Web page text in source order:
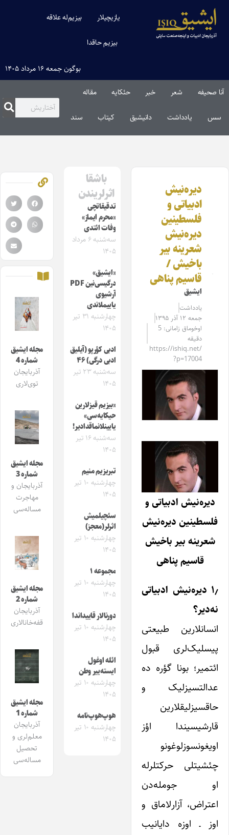
یازیچیلار بیزیم‌له علاقه
بیزیم حاقدا
بوگون جمعه ۱۶ مرداد ۱۴۰۵
آنا صحیفه شعر خبر حئکایه مقاله‌
سس یادداشت دانیشیق کیتاب سند
دیره‌نیش
ادبیاتی و
فلسطینین
دیره‌نیش
شعرینه بیر
باخیش /
قاسیم پناهی
ایشیق
یادداشت
جمعه ۱۲ آذر ۱۳۹۵
اوخوماق زامانی: 5
دقیقه
https://ishiq.net/
?p=17004
دیره‌نیش ادبیاتی و
فلسطینین دیره‌نیش
شعرینه بیر باخیش
قاسیم پناهی
۱٫ دیره‌نیش ادبیاتی
نه‌دیر؟
انسانلارین طبیعتی
پیسلیک‌لری قبول
ائتمیر؛ بونا گؤره ده
عدالتسیزلیک و
حاقسیزلیقلارین
قارشیسیندا اؤز
اویغونسوزلوغونو
چئشیتلی حرکتلرله
او جومله‌دن
اعتراض، آزارلاماق و
اوز ـ اوزه دایانیب
باشقا
اثرلریندن
تدقیقاتچی
«محرم ایماز»
وفات ائتدی
سه‌شنبه ۶ مرداد
۱۴۰۵
«ایشیق»
درگیسی‌نین PDF
آرشیوی
یاییملاندی
چهارشنبه ۳۱ تیر
۱۴۰۵
ادبی کؤرپو (آیلیق
ادبی درگی) ۴۶
سه‌شنبه ۲۳ تیر
۱۴۰۵
«بیزیم قیزلارین
حیکایه‌سی»
یایینلانماقدادیر!
سه‌شنبه ۱۶ تیر
۱۴۰۵
تبریزیم منیم
چهارشنبه ۱۰ تیر
۱۴۰۵
سئچیلمیش
اثرلر(معجز)
چهارشنبه ۱۰ تیر
۱۴۰۵
مجموعه ۱
چهارشنبه ۱۰ تیر
۱۴۰۵
دورنالار قاییداندا
چهارشنبه ۱۰ تیر
۱۴۰۵
ائله اوغول
ایسته‌ییر وطن
چهارشنبه ۱۰ تیر
۱۴۰۵
هوپ‌هوپ‌نامه
چهارشنبه ۱۰ تیر
۱۴۰۵
مجله ایشیق
شماره 4
آذربایجان
توی‌لاری
مجله ایشیق
شماره 3
آذربایجان و
مهاجرت
مساله‌سی
مجله ایشیق
شماره 2
آذربایجان
قفه‌خانالاری
مجله ایشیق
شماره 1
آذربایجان
معلم‌لری و
تحصیل
مساله‌سی